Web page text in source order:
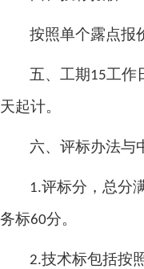
按照单个露点报
五、工期15工作
天起计。
六、评标办法与
1.评标分，总分
务标60分。
2.技术标包括按